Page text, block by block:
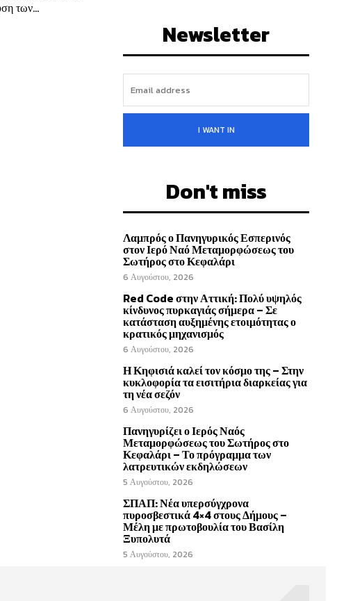
των...
Newsletter
I WANT IN
Don't miss
Λαμπρός ο Πανηγυρικός Εσπερινός
στον Ιερό Ναό Μεταμορφώσεως του
Σωτήρος στο Κεφαλάρι
6 Αυγούστου, 2026
Red Code στην Αττική: Πολύ υψηλός
κίνδυνος πυρκαγιάς σήμερα – Σε
κατάσταση αυξημένης ετοιμότητας ο
κρατικός μηχανισμός
6 Αυγούστου, 2026
Η Κηφισιά καλεί τον κόσμο της – Στην
κυκλοφορία τα εισιτήρια διαρκείας για
τη νέα σεζόν
6 Αυγούστου, 2026
Πανηγυρίζει ο Ιερός Ναός
Μεταμορφώσεως του Σωτήρος στο
Κεφαλάρι – Το πρόγραμμα των
λατρευτικών εκδηλώσεων
5 Αυγούστου, 2026
ΣΠΑΠ: Νέα υπερσύγχρονα
πυροσβεστικά 4×4 στους Δήμους –
Μέλη με πρωτοβουλία του Βασίλη
Ξυπολυτά
5 Αυγούστου, 2026